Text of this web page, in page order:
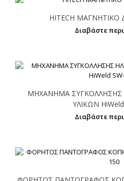
HITECH ΜΑΓΝΗΤΙΚΟ
Διαβάστε
ΜΗΧΑΝΗΜΑ
ΥΛΙΚΩΝ
Διαβάστε